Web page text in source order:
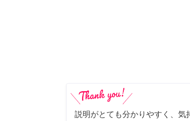
説明がとても分かりやすく、気